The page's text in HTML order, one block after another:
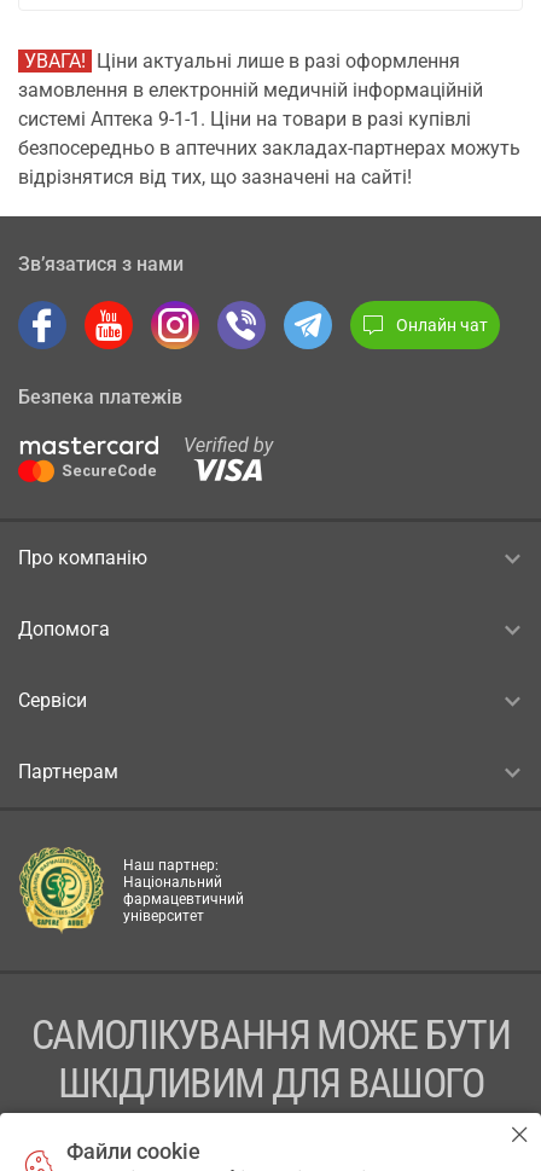
УВАГА! Ціни актуальні лише в разі оформлення
замовлення в електронній медичній інформаційній
системі Аптека 9-1-1. Ціни на товари в разі купівлі
безпосередньо в аптечних закладах-партнерах можуть
відрізнятися від тих, що зазначені на сайті!
Зв’язатися з нами
Онлайн чат
Безпека платежів
Про компанію
Допомога
Сервіси
Партнерам
Наш партнер:
Національний
фармацевтичний
університет
САМОЛІКУВАННЯ МОЖЕ БУТИ
ШКІДЛИВИМ ДЛЯ ВАШОГО
Файли cookie